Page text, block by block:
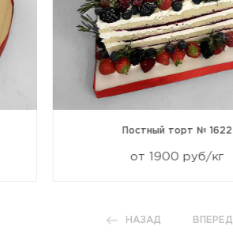
Постный торт № 1622
от 1900 руб/кг
НАЗАД ВПЕРЕД